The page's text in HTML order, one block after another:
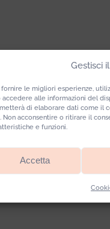
Gestisci
fornire le migliori esperienze,
alle informazioni del
di elaborare dati come il
Non acconsentire o ritirare il
e funzioni.
Accetta